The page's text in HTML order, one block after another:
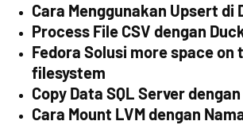
Cara Menggunakan Upsert di
Process File CSV dengan
Fedora Solusi more space
filesystem
Copy Data SQL Server
Cara Mount LVM dengan